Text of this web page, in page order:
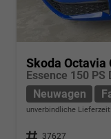
Skoda Octavia
Essence 150 PS
Neuwagen
unverbindliche Lieferzeit:
Fahrzeug-Nr. 37627